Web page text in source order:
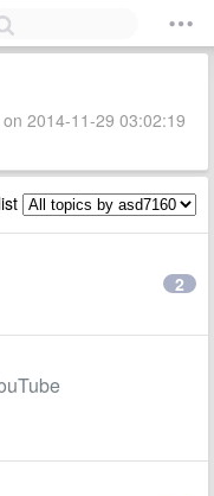
2014-11-29 03:02:19
2